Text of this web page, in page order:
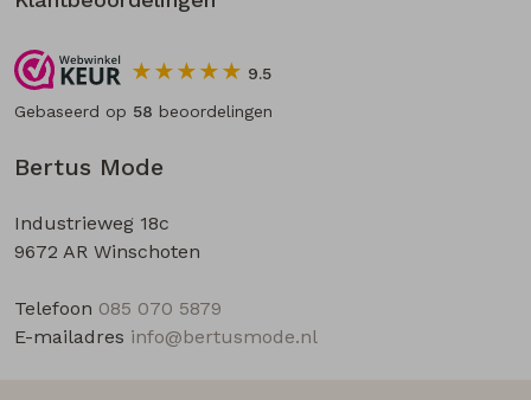
Bertus Mode
Industrieweg 18c
9672 AR Winschoten
Telefoon 085 070 5879
E-mailadres info@bertusmode.nl
9.5
Gebaseerd op 58 beoordelingen